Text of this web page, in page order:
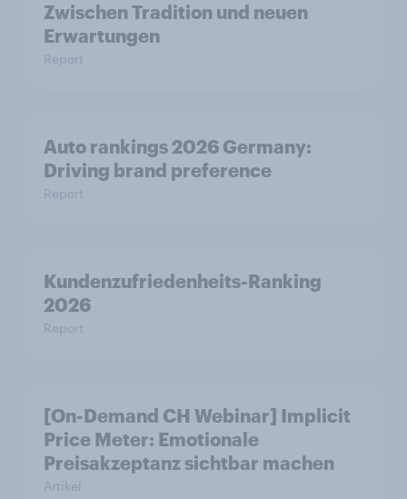
Zwischen Tradition und neuen
Erwartungen
Report
Auto rankings 2026 Germany:
Driving brand preference
Report
Kundenzufriedenheits-Ranking
2026
Report
[On-Demand CH Webinar] Implicit
Price Meter: Emotionale
Preisakzeptanz sichtbar machen
Artikel